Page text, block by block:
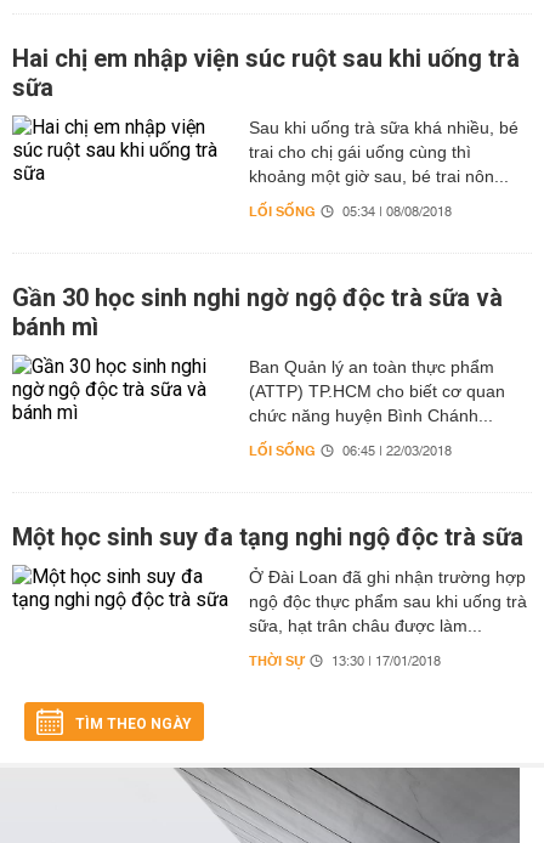
Hai chị em nhập viện súc ruột sau khi uống trà
sữa
Sau khi uống trà sữa khá nhiều, bé
trai cho chị gái uống cùng thì
khoảng một giờ sau, bé trai nôn...
LỐI SỐNG 05:34 | 08/08/2018
Gần 30 học sinh nghi ngờ ngộ độc trà sữa và
bánh mì
Ban Quản lý an toàn thực phẩm
(ATTP) TP.HCM cho biết cơ quan
chức năng huyện Bình Chánh...
LỐI SỐNG 06:45 | 22/03/2018
Một học sinh suy đa tạng nghi ngộ độc trà sữa
Ở Đài Loan đã ghi nhận trường hợp
ngộ độc thực phẩm sau khi uống trà
sữa, hạt trân châu được làm...
THỜI SỰ 13:30 | 17/01/2018
TÌM THEO NGÀY